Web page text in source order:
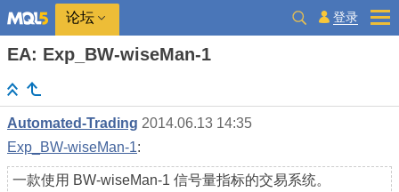
论坛 登录
EA: Exp_BW-wiseMan-1
Automated-Trading 2014.06.13 14:35
Exp_BW-wiseMan-1:
一款使用 BW-wiseMan-1 信号量指标的交易系统。